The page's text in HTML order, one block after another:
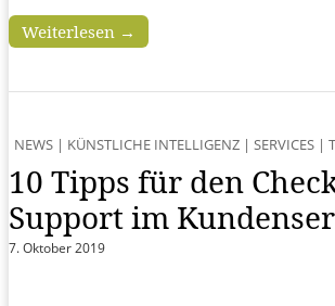
Weiterlesen →
NEWS | KÜNSTLICHE INTELLIGENZ | SERVICES |
10 Tipps für den
Support im
7. Oktober 2019